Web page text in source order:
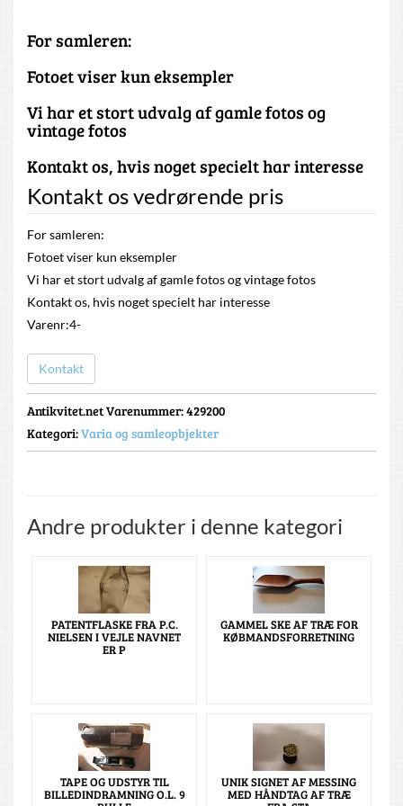
For samleren:
Fotoet viser kun eksempler
Vi har et stort udvalg af gamle fotos og
vintage fotos
Kontakt os, hvis noget specielt har interesse
Kontakt os vedrørende pris
For samleren:
Fotoet viser kun eksempler
Vi har et stort udvalg af gamle fotos og vintage fotos
Kontakt os, hvis noget specielt har interesse
Varenr:4-
Kontakt
Antikvitet.net Varenummer: 429200
Kategori:Varia og samleopbjekter
Andre produkter i denne kategori
PATENTFLASKE FRA P.C.
NIELSEN I VEJLE NAVNET
ER P
GAMMEL SKE AF TRÆ FOR
KØBMANDSFORRETNING
TAPE OG UDSTYR TIL
BILLEDINDRAMNING O.L. 9
UNIK SIGNET AF MESSING
MED HÅNDTAG AF TRÆ